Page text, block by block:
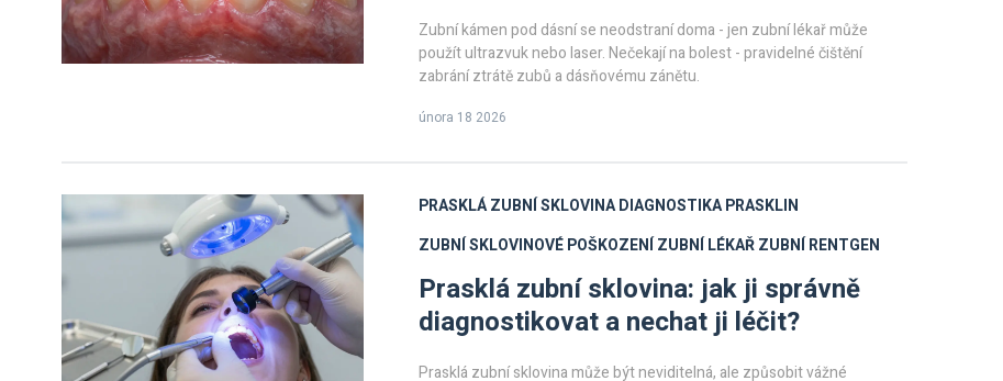
Zubní kámen pod dásní se neodstraní doma - jen zubní lékař může
použít ultrazvuk nebo laser. Nečekají na bolest - pravidelné čištění
zabrání ztrátě zubů a dásňovému zánětu.
února 18 2026
PRASKLÁ ZUBNÍ SKLOVINADIAGNOSTIKA PRASKLIN
ZUBNÍ SKLOVINOVÉ POŠKOZENÍZUBNÍ LÉKAŘZUBNÍ RENTGEN
Prasklá zubní sklovina: jak ji správně
diagnostikovat a nechat ji léčit?
Prasklá zubní sklovina může být neviditelná, ale způsobit vážné